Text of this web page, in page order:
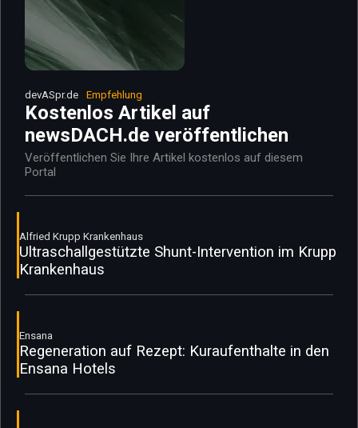
devASpr.de Empfehlung
Kostenlos Artikel auf
newsDACH.de veröffentlichen
Veröffentlichen Sie Ihre Artikel kostenlos auf diesem
Portal
Alfried Krupp Krankenhaus
Ultraschallgestützte Shunt-Intervention im Krupp
Krankenhaus
Ensana
Regeneration auf Rezept: Kuraufenthalte in den
Ensana Hotels